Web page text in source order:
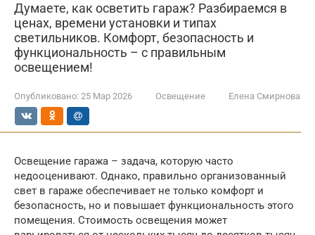
Думаете, как осветить гараж? Разбираемся в
ценах, времени установки и типах
светильников. Комфорт, безопасность и
функциональность – с правильным
освещением!
Опубликовано: 25 Мар 2026 Освещение Елена Смирнова
Освещение гаража – задача, которую часто
недооценивают. Однако, правильно организованный
свет в гараже обеспечивает не только комфорт и
безопасность, но и повышает функциональность этого
помещения. Стоимость освещения может